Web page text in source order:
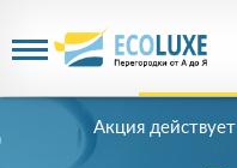
Акция действует